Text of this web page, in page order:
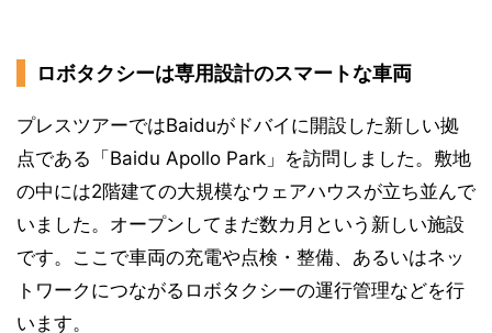
ロボタクシーは専用設計のスマートな車両
プレスツアーではBaiduがドバイに開設した新しい拠
点である「Baidu Apollo Park」を訪問しました。敷地
の中には2階建ての大規模なウェアハウスが立ち並んで
いました。オープンしてまだ数カ月という新しい施設
です。ここで車両の充電や点検・整備、あるいはネッ
トワークにつながるロボタクシーの運行管理などを行
います。